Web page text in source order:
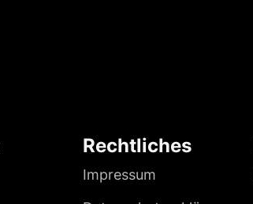
Rechtliches
Impressum